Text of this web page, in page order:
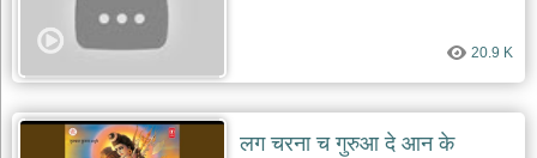
शनि
देव
भजन
20.9 K
लग चरना च गुरुआ दे आन के